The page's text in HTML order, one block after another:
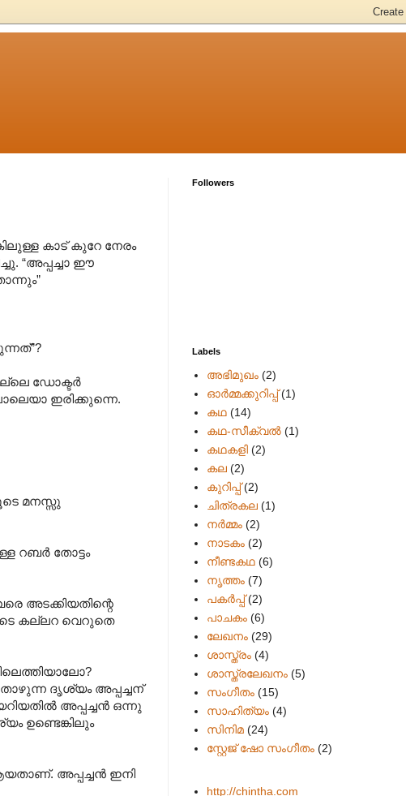
കാട് കുറേ നേരം
“അപ്പച്ചാ ഈ
ഡോക്ടർ
ഇരിക്കുന്നെ.
മനസ്സു
റബർ തോട്ടം
അടക്കിയതിന്റെ
കല്ലറ വെറുതെ
ദൃശ്യം അപ്പച്ചന്
അപ്പച്ചൻ ഒന്നു
ഉണ്ടെങ്കിലും
അപ്പച്ചൻ ഇനി
Followers
Labels
അഭിമുഖം (2)
ഓർമ്മക്കുറിപ്പ് (1)
കഥ (14)
കഥ-സീക്വല്‍ (1)
കഥകളി (2)
കല (2)
കുറിപ്പ് (2)
ചിത്രകല (1)
നർമ്മം (2)
നാടകം (2)
നീണ്ടകഥ (6)
നൃത്തം (7)
പകര്‍പ്പ് (2)
പാചകം (6)
ലേഖനം (29)
ശാസ്ത്രം (4)
ശാസ്ത്രലേഖനം (5)
സംഗീതം (15)
സാഹിത്യം (4)
സിനിമ (24)
സ്റ്റേജ് ഷോ സംഗീതം (2)
http://chintha.com